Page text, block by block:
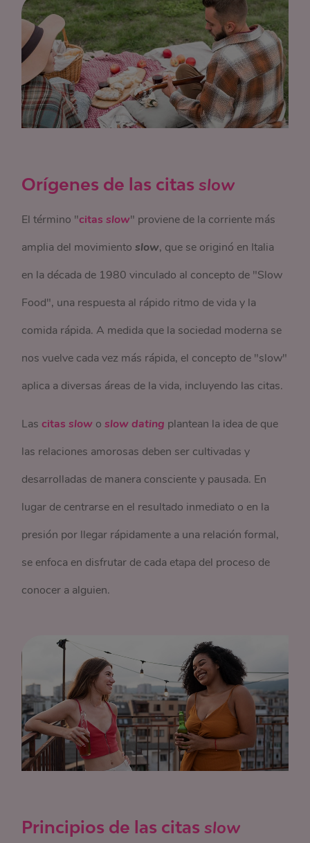
Orígenes de las citasslow
El término "citasslow" proviene de la corriente más
amplia del movimientoslow, que se originó en Italia
en la década de 1980 vinculado al concepto de "Slow
Food", una respuesta al rápido ritmo de vida y la
comida rápida. A medida que la sociedad moderna se
nos vuelve cada vez más rápida, el concepto de "slow"
aplica a diversas áreas de la vida, incluyendo las citas.
Lascitasslow oslow dating plantean la idea de que
las relaciones amorosas deben ser cultivadas y
desarrolladas de manera consciente y pausada. En
lugar de centrarse en el resultado inmediato o en la
presión por llegar rápidamente a una relación formal,
se enfoca en disfrutar de cada etapa del proceso de
conocer a alguien.
Principios de las citasslow